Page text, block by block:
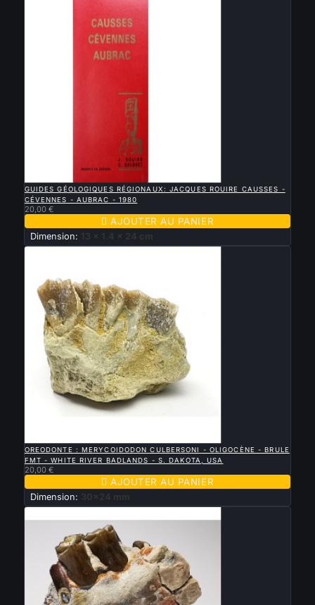
GUIDES GÉOLOGIQUES RÉGIONAUX: JACQUES ROUIRE CAUSSES -
CÉVENNES - AUBRAC - 1980
20,00 €
 AJOUTER AU PANIER
Dimension: 13 x 1.4 x 24 cm
OREODONTE : MERYCOIDODON CULBERSONI - OLIGOCÈNE - BRULE
FMT - WHITE RIVER BADLANDS - S. DAKOTA, USA
20,00 €
 AJOUTER AU PANIER
Dimension: 30x24 mm